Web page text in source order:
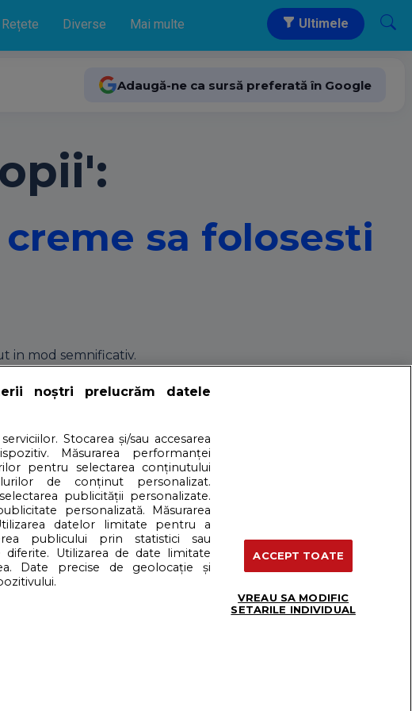
Rețete Diverse Mai multe Ultimele
Adaugă-ne ca sursă preferată în Google
sa folosesti
in mod semnificativ.
copii?
exista lotiuni speciale pentru protectia solara, exista
ne referim aici doar la forma si marime).
Partener: Dreamstime
noștri prelucrăm datele
Stocarea și/sau accesarea
Măsurarea performanței
pentru selectarea conținutului
de conținut personalizat.
publicității personalizate.
personalizată. Măsurarea
datelor limitate pentru a
publicului prin statistici sau
Utilizarea de date limitate
Date precise de geolocație și
ACCEPT TOATE
VREAU SA MODIFIC
SETARILE INDIVIDUAL